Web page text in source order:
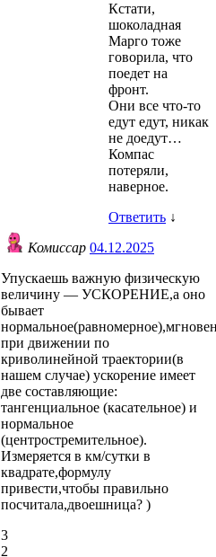
Кстати,
шоколадная
Марго тоже
говорила, что
поедет на
фронт.
Они все что-то
едут едут, никак
не доедут…
Компас
потеряли,
наверное.
Ответить ↓
Комиссар 04.12.2025
Упускаешь важную физическую
величину — УСКОРЕНИЕ,а оно
бывает
при движении по
криволинейной траектории(в
нашем случае) ускорение имеет
две составляющие:
тангенциальное (касательное) и
нормальное
(центростремительное).
Измеряется в км/сутки в
квадрате,формулу
привести,чтобы правильно
посчитала,двоешница? )
3
2